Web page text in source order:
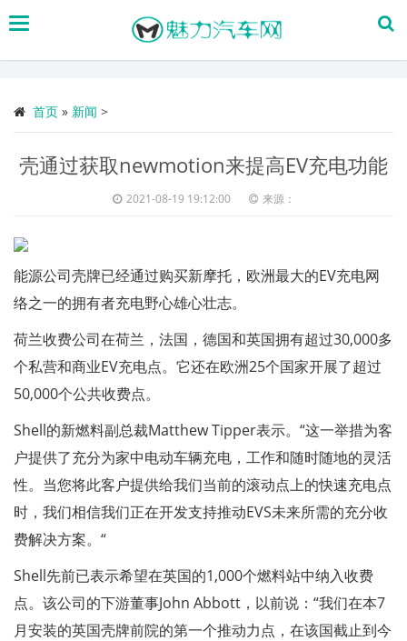
搜
首页 » 新闻 >
壳通过获取newmotion来提高EV充电功能
2021-08-19 19:12:00 来源：
能源公司壳牌已经通过购买新摩托，欧洲最大的EV充电网
络之一的拥有者充电野心雄心壮志。
荷兰收费公司在荷兰，法国，德国和英国拥有超过30,000多
个私营和商业EV充电点。它还在欧洲25个国家开展了超过
50,000个公共收费点。
Shell的新燃料副总裁Matthew Tipper表示。“这一举措为客
户提供了充分为家中电动车辆充电，工作和随时随地的灵活
性。当您将此客户提供给我们当前的滚动点上的快速充电点
时，我们相信我们正在开发支持推动EVS未来所需的充分收
费解决方案。“
Shell先前已表示希望在英国的1,000个燃料站中纳入收费
点。该公司的下游董事John Abbott，以前说：“我们在本7
月安装的英国壳牌前院的第一个推动力点，在该国截止到今